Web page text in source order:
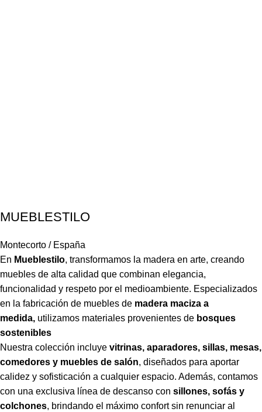
MUEBLESTILO
Montecorto / España
En Mueblestilo, transformamos la madera en arte, creando
muebles de alta calidad que combinan elegancia,
funcionalidad y respeto por el medioambiente. Especializados
en la fabricación de muebles de madera maciza a
medida, utilizamos materiales provenientes de bosques
sostenibles
Nuestra colección incluye vitrinas, aparadores, sillas, mesas,
comedores y muebles de salón, diseñados para aportar
calidez y sofisticación a cualquier espacio. Además, contamos
con una exclusiva línea de descanso con sillones, sofás y
colchones, brindando el máximo confort sin renunciar al